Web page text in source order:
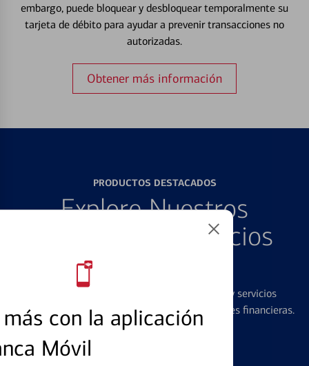
con la aplicación
Móvil
embargo, puede bloquear y desbloquear temporalmente su
tarjeta de débito para ayudar a prevenir transacciones no
autorizadas.
Obtener más información
PRODUCTOS DESTACADOS
Explore Nuestros
Productos y Servicios
Destacados
Ofrecemos una amplia gama de productos y servicios
diseñados para ayudar con todas sus necesidades financieras.